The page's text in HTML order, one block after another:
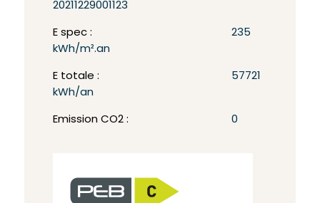
20211229001123
E spec :
235
kWh/m².an
E totale :
57721
kWh/an
Emission CO2 : 0